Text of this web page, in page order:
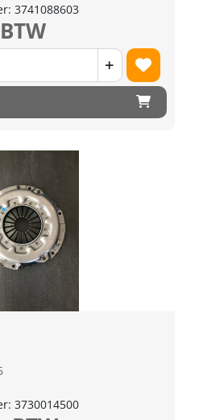
3741088603
+
3730014500